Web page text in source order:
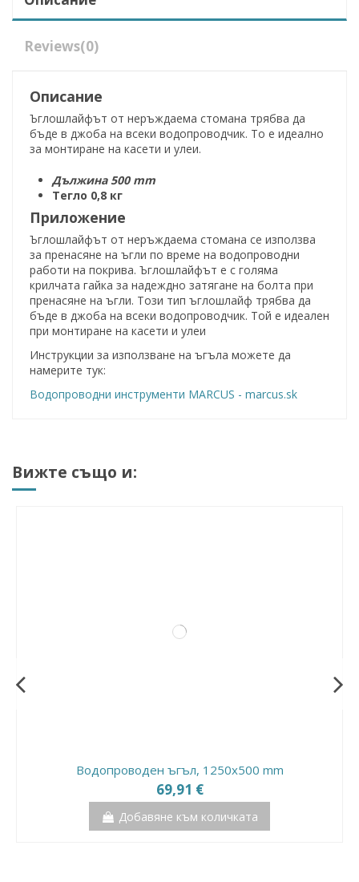
Reviews(0)
Описание
Ъглошлайфът от неръждаема стомана трябва да
бъде в джоба на всеки водопроводчик. То е идеално
за монтиране на касети и улеи.
Дължина 500 mm
Тегло 0,8 кг
Приложение
Ъглошлайфът от неръждаема стомана се използва
за пренасяне на ъгли по време на водопроводни
работи на покрива. Ъглошлайфът е с голяма
крилчата гайка за надеждно затягане на болта при
пренасяне на ъгли. Този тип ъглошлайф трябва да
бъде в джоба на всеки водопроводчик. Той е идеален
при монтиране на касети и улеи
Инструкции за използване на ъгъла можете да
намерите тук:
Водопроводни инструменти MARCUS - marcus.sk
Вижте също и:
Водопроводен ъгъл, 1250x500 mm
69,91 €
Добавяне към количката